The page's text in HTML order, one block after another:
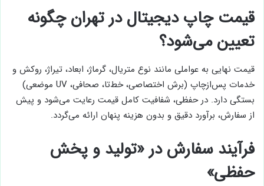
قیمت چاپ دیجیتال در تهران چگونه
تعیین می‌شود؟
قیمت نهایی به عواملی مانند نوع متریال، گرماژ، ابعاد، تیراژ، روکش و
خدمات پس‌ازچاپ (برش اختصاصی، خط‌تا، صحافی، UV موضعی)
بستگی دارد. در حفظی، شفافیت کامل قیمت رعایت می‌شود و پیش
از سفارش، برآورد دقیق و بدون هزینه پنهان ارائه می‌گردد.
فرآیند سفارش در «تولید و پخش
حفظی»